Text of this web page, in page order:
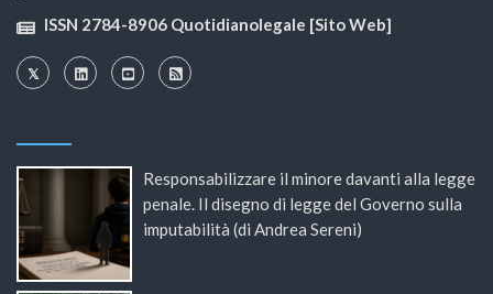
ISSN 2784-8906 Quotidianolegale [Sito Web]
Responsabilizzare il minore davanti alla legge
penale. Il disegno di legge del Governo sulla
imputabilità (di Andrea Sereni)